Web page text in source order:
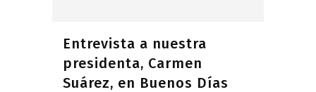
Entrevista a nuestra
presidenta, Carmen
Suárez, en Buenos Días